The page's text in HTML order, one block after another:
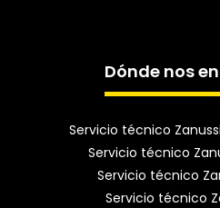
Dónde nos
Servicio técnico
Servicio técnico
Servicio técnico
Servicio técnico